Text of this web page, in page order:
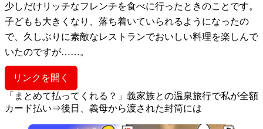
少しだけリッチなフレンチを食べに行ったときのことです。
子どもも大きくなり、落ち着いていられるようになったの
で、久しぶりに素敵なレストランでおいしい料理を楽しんで
いたのですが……。
リンクを開く
「まとめて払ってくれる？」義家族との温泉旅行で私が全額
カード払い⇒後日、義母から渡された封筒には